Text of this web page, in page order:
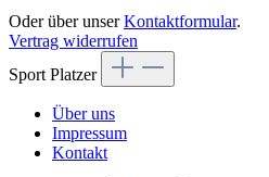
Oder über unserKontaktformular.
Vertrag widerrufen
Sport Platzer
Über uns
Impressum
Kontakt